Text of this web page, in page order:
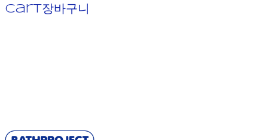
Cart장바구니